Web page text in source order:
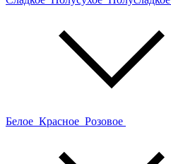
Белое Красное Розовое